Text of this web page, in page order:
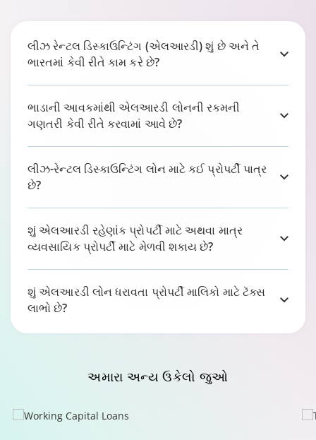
લીઝ રેન્ટલ ડિસ્કાઉન્ટિંગ (એલઆરડી) શું છે અને તે
ભારતમાં કેવી રીતે કામ કરે છે?
ભાડાની આવકમાંથી એલઆરડી લોનની રકમની
ગણતરી કેવી રીતે કરવામાં આવે છે?
લીઝ-રેન્ટલ ડિસ્કાઉન્ટિંગ લોન માટે કઈ પ્રોપર્ટી પાત્ર
છે?
શું એલઆરડી રહેણાંક પ્રોપર્ટી માટે અથવા માત્ર
વ્યવસાયિક પ્રોપર્ટી માટે મેળવી શકાય છે?
શું એલઆરડી લોન ધરાવતા પ્રોપર્ટી માલિકો માટે ટૅક્સ
લાભો છે?
અમારા અન્ય ઉકેલો જુઓ